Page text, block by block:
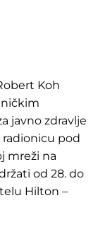
Koh
javno zdravlje
pod
mreži na
od 28. do
Hilton –